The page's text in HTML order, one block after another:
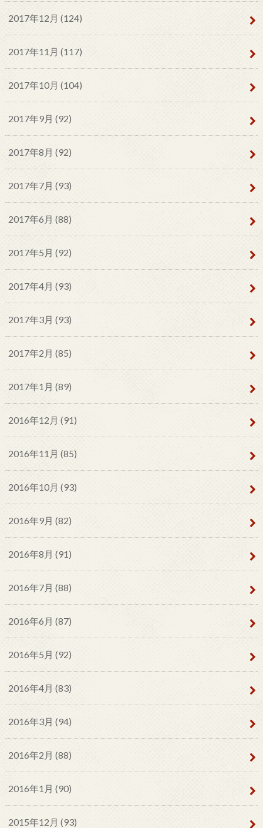
2017年12月 (124)
2017年11月 (117)
2017年10月 (104)
2017年9月 (92)
2017年8月 (92)
2017年7月 (93)
2017年6月 (88)
2017年5月 (92)
2017年4月 (93)
2017年3月 (93)
2017年2月 (85)
2017年1月 (89)
2016年12月 (91)
2016年11月 (85)
2016年10月 (93)
2016年9月 (82)
2016年8月 (91)
2016年7月 (88)
2016年6月 (87)
2016年5月 (92)
2016年4月 (83)
2016年3月 (94)
2016年2月 (88)
2016年1月 (90)
2015年12月 (93)